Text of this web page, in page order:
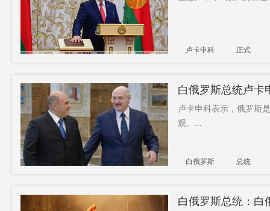
卢卡申科 正式
白俄罗斯总统卢卡
卢卡申科表示，俄罗斯
观。...
白俄罗斯
总统
白俄罗斯总统：白